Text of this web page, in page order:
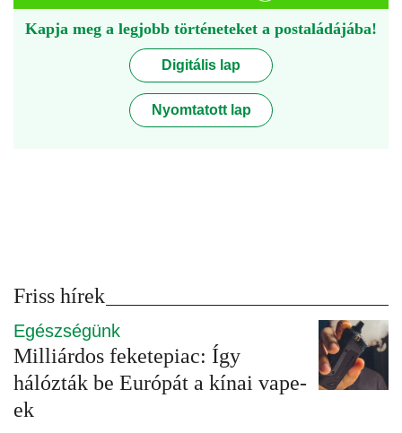
Kapja meg a legjobb történeteket a postaládájába!
Digitális lap
Nyomtatott lap
Friss hírek
Egészségünk
Milliárdos feketepiac: Így
hálózták be Európát a kínai vape-
ek